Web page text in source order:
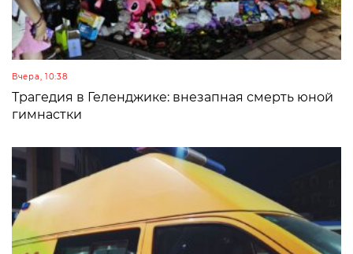
Вчера, 10:38
Трагедия в Геленджике: внезапная смерть юной
гимнастки